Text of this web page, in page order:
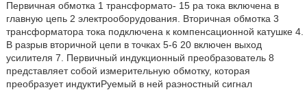
Первичная обмотка 1 трансформато- 15 ра тока включена в
главную цепь 2 электрооборудования. Вторичная обмотка 3
трансформатора тока подключена к компенсационной катушке 4.
В разрыв вторичной цепи в точках 5-6 20 включен выход
усилителя 7. Первичный индукционный преобразователь 8
представляет собой измерительную обмотку, которая
преобразует индуктиРуемый в ней раэностный сигнал